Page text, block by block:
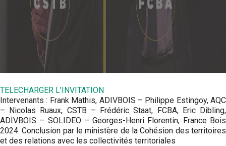
TELECHARGER L’INVITATION
Intervenants : Frank Mathis, ADIVBOIS – Philippe Estingoy, AQC
– Nicolas Ruaux, CSTB – Frédéric Staat, FCBA, Eric Dibling,
ADIVBOIS – SOLIDEO – Georges-Henri Florentin, France Bois
2024. Conclusion par le ministère de la Cohésion des territoires
et des relations avec les collectivités territoriales